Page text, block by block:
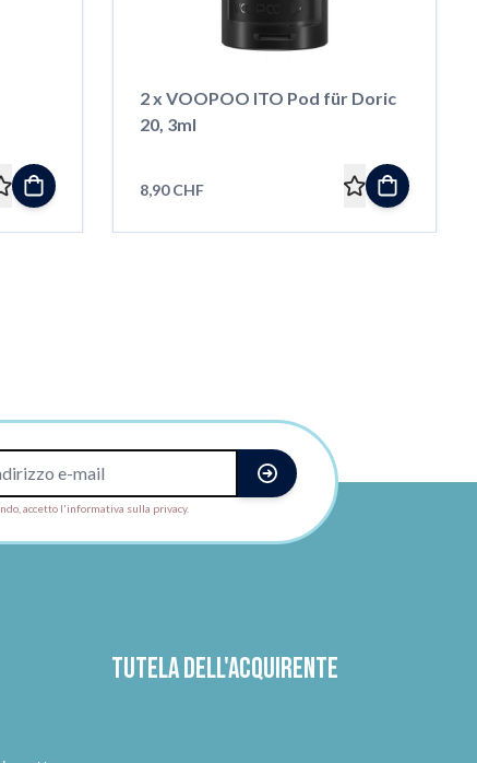
2 x VOOPOO ITO Pod für Doric
20, 3ml
8,90 CHF
accetto l'informativa sulla privacy.
Tutela dell'acquirente